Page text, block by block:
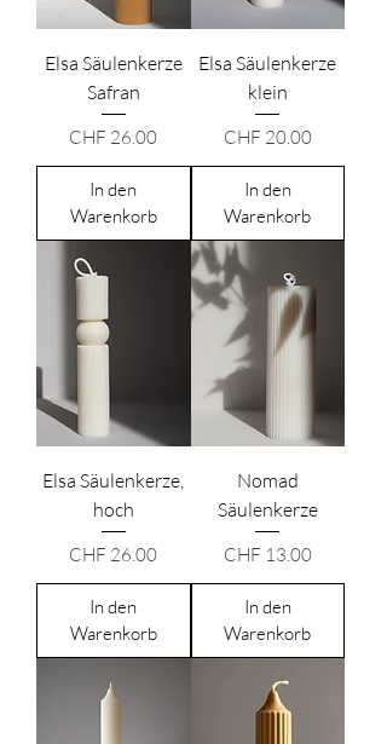
Elsa Säulenkerze
Safran
Preis
CHF 26.00
In den
Warenkorb
Elsa Säulenkerze
klein
Preis
CHF 20.00
In den
Warenkorb
Elsa Säulenkerze,
hoch
Preis
CHF 26.00
In den
Warenkorb
Nomad
Säulenkerze
Preis
CHF 13.00
In den
Warenkorb